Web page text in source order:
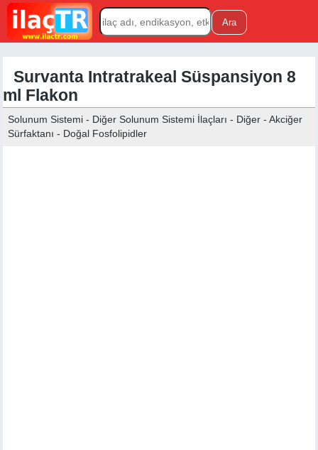
Survanta Intratrakeal Süspansiyon 8
ml Flakon
Solunum Sistemi - Diğer Solunum Sistemi İlaçları - Diğer - Akciğer
Sürfaktanı - Doğal Fosfolipidler